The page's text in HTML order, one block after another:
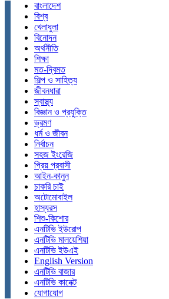
বাংলাদেশ
বিশ্ব
খেলাধুলা
বিনোদন
অর্থনীতি
শিক্ষা
মত-দ্বিমত
শিল্প ও সাহিত্য
জীবনধারা
স্বাস্থ্য
বিজ্ঞান ও প্রযুক্তি
ভ্রমণ
ধর্ম ও জীবন
নির্বাচন
সহজ ইংরেজি
প্রিয় প্রবাসী
আইন-কানুন
চাকরি চাই
অটোমোবাইল
হাস্যরস
শিশু-কিশোর
এনটিভি ইউরোপ
এনটিভি মালয়েশিয়া
এনটিভি ইউএই
English Version
এনটিভি বাজার
এনটিভি কানেক্ট
যোগাযোগ